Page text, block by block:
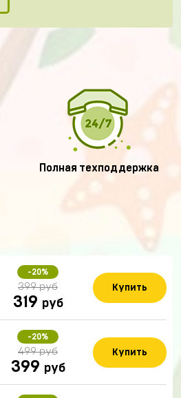
Полная техподдержка
-20%
399 руб
319 руб
Купить
-20%
499 руб
399 руб
Купить